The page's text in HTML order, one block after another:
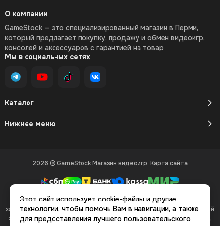
Каталог
Нижнее меню
О компании
GameStock — это специализированный магазин в Перми,
который предлагает покупку, продажу и обмен видеоигр,
консолей и аксессуаров с гарантией на товар
Мы в социальных сетях
2026 © GameStock Магазин видеоигр. Карта сайта
Вся представленная на сайте информация, касающаяся
характеристик, стоимости товаров и услуг, носит информационный
характер и ни при каких условиях не является публичной офертой,
Этот сайт использует cookie-файлы и другие
технологии, чтобы помочь Вам в навигации, а также
для предоставления лучшего пользовательского